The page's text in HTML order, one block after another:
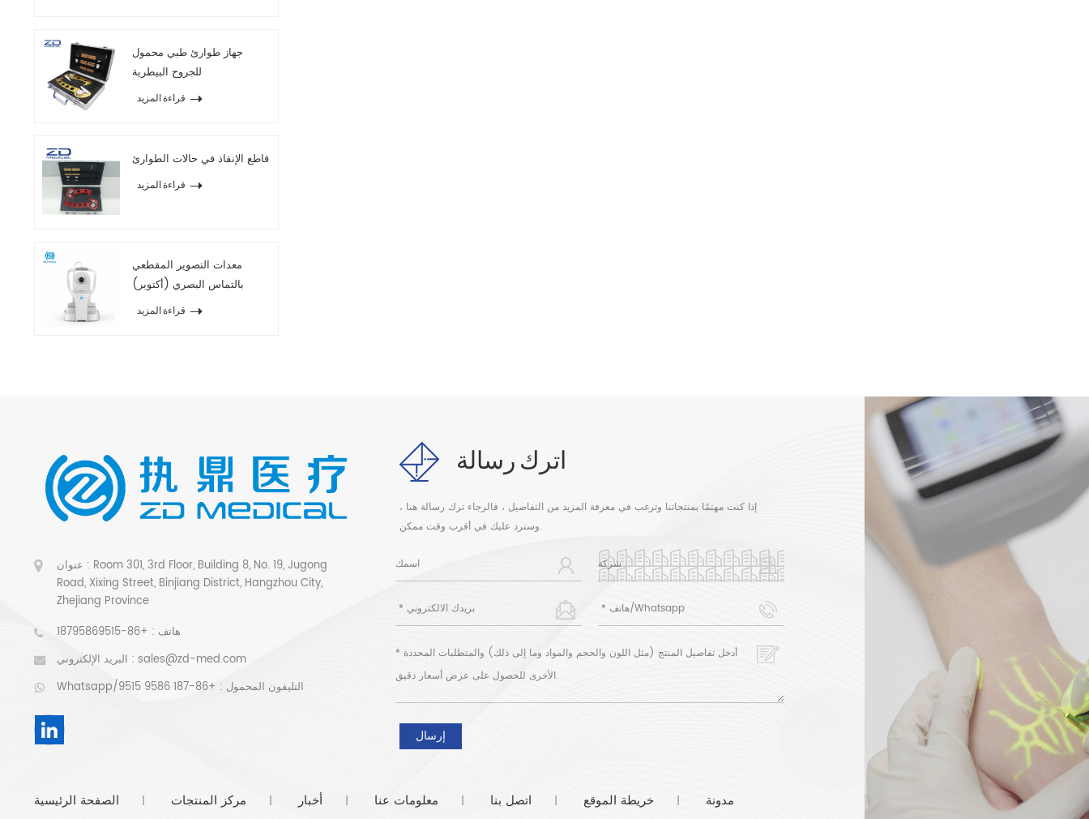
جهاز طوارئ طبي محمول
للجروح البيطرية
قراءة المزيد
قاطع الإنقاذ في حالات الطوارئ
قراءة المزيد
معدات التصوير المقطعي
بالتماس البصري (أكتوبر)
2020
قراءة المزيد
عنوان : Room 301, 3rd Floor, Building 8, No. 19, Jugong
Road, Xixing Street, Binjiang District, Hangzhou City,
Zhejiang Province
هاتف : +86-18795869515
البريد الإلكتروني : sales@zd-med.com
Whatsapp/التليفون المحمول : +86-187 9586 9515
اترك رسالة
إذا كنت مهتمًا بمنتجاتنا وترغب في معرفة المزيد من التفاصيل ، فالرجاء ترك رسالة هنا ،
وسنرد عليك في أقرب وقت ممكن.
الصفحة الرئيسية | مركز المنتجات | أخبار | معلومات عنا | اتصل بنا | خريطة الموقع | مدونة